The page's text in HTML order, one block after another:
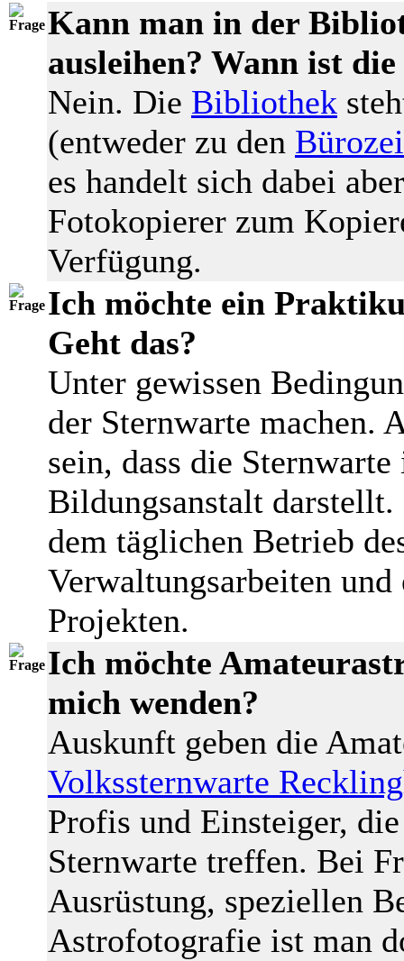
Kann man in der
ausleihen? Wann ist
Nein. Die Bibliothek
(entweder zu den
es handelt sich dabei
Fotokopierer zum
Verfügung.
Ich möchte ein
Geht das?
Unter gewissen
der Sternwarte machen.
sein, dass die
Bildungsanstalt
dem täglichen Betrieb
Verwaltungsarbeiten
Projekten.
Ich möchte
mich wenden?
Auskunft geben die
Volkssternwarte
Profis und Einsteiger,
Sternwarte treffen. Bei
Ausrüstung, speziellen
Astrofotografie ist man